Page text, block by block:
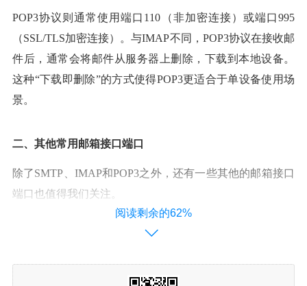
POP3协议则通常使用端口110（非加密连接）或端口995
（SSL/TLS加密连接）。与IMAP不同，POP3协议在接收邮
件后，通常会将邮件从服务器上删除，下载到本地设备。
这种“下载即删除”的方式使得POP3更适合于单设备使用场
景。
二、其他常用邮箱接口端口
除了SMTP、IMAP和POP3之外，还有一些其他的邮箱接口
端口也值得我们关注。
输，因此比端口25更加安全。当邮件客户端需要通过加密
阅读剩余的62%